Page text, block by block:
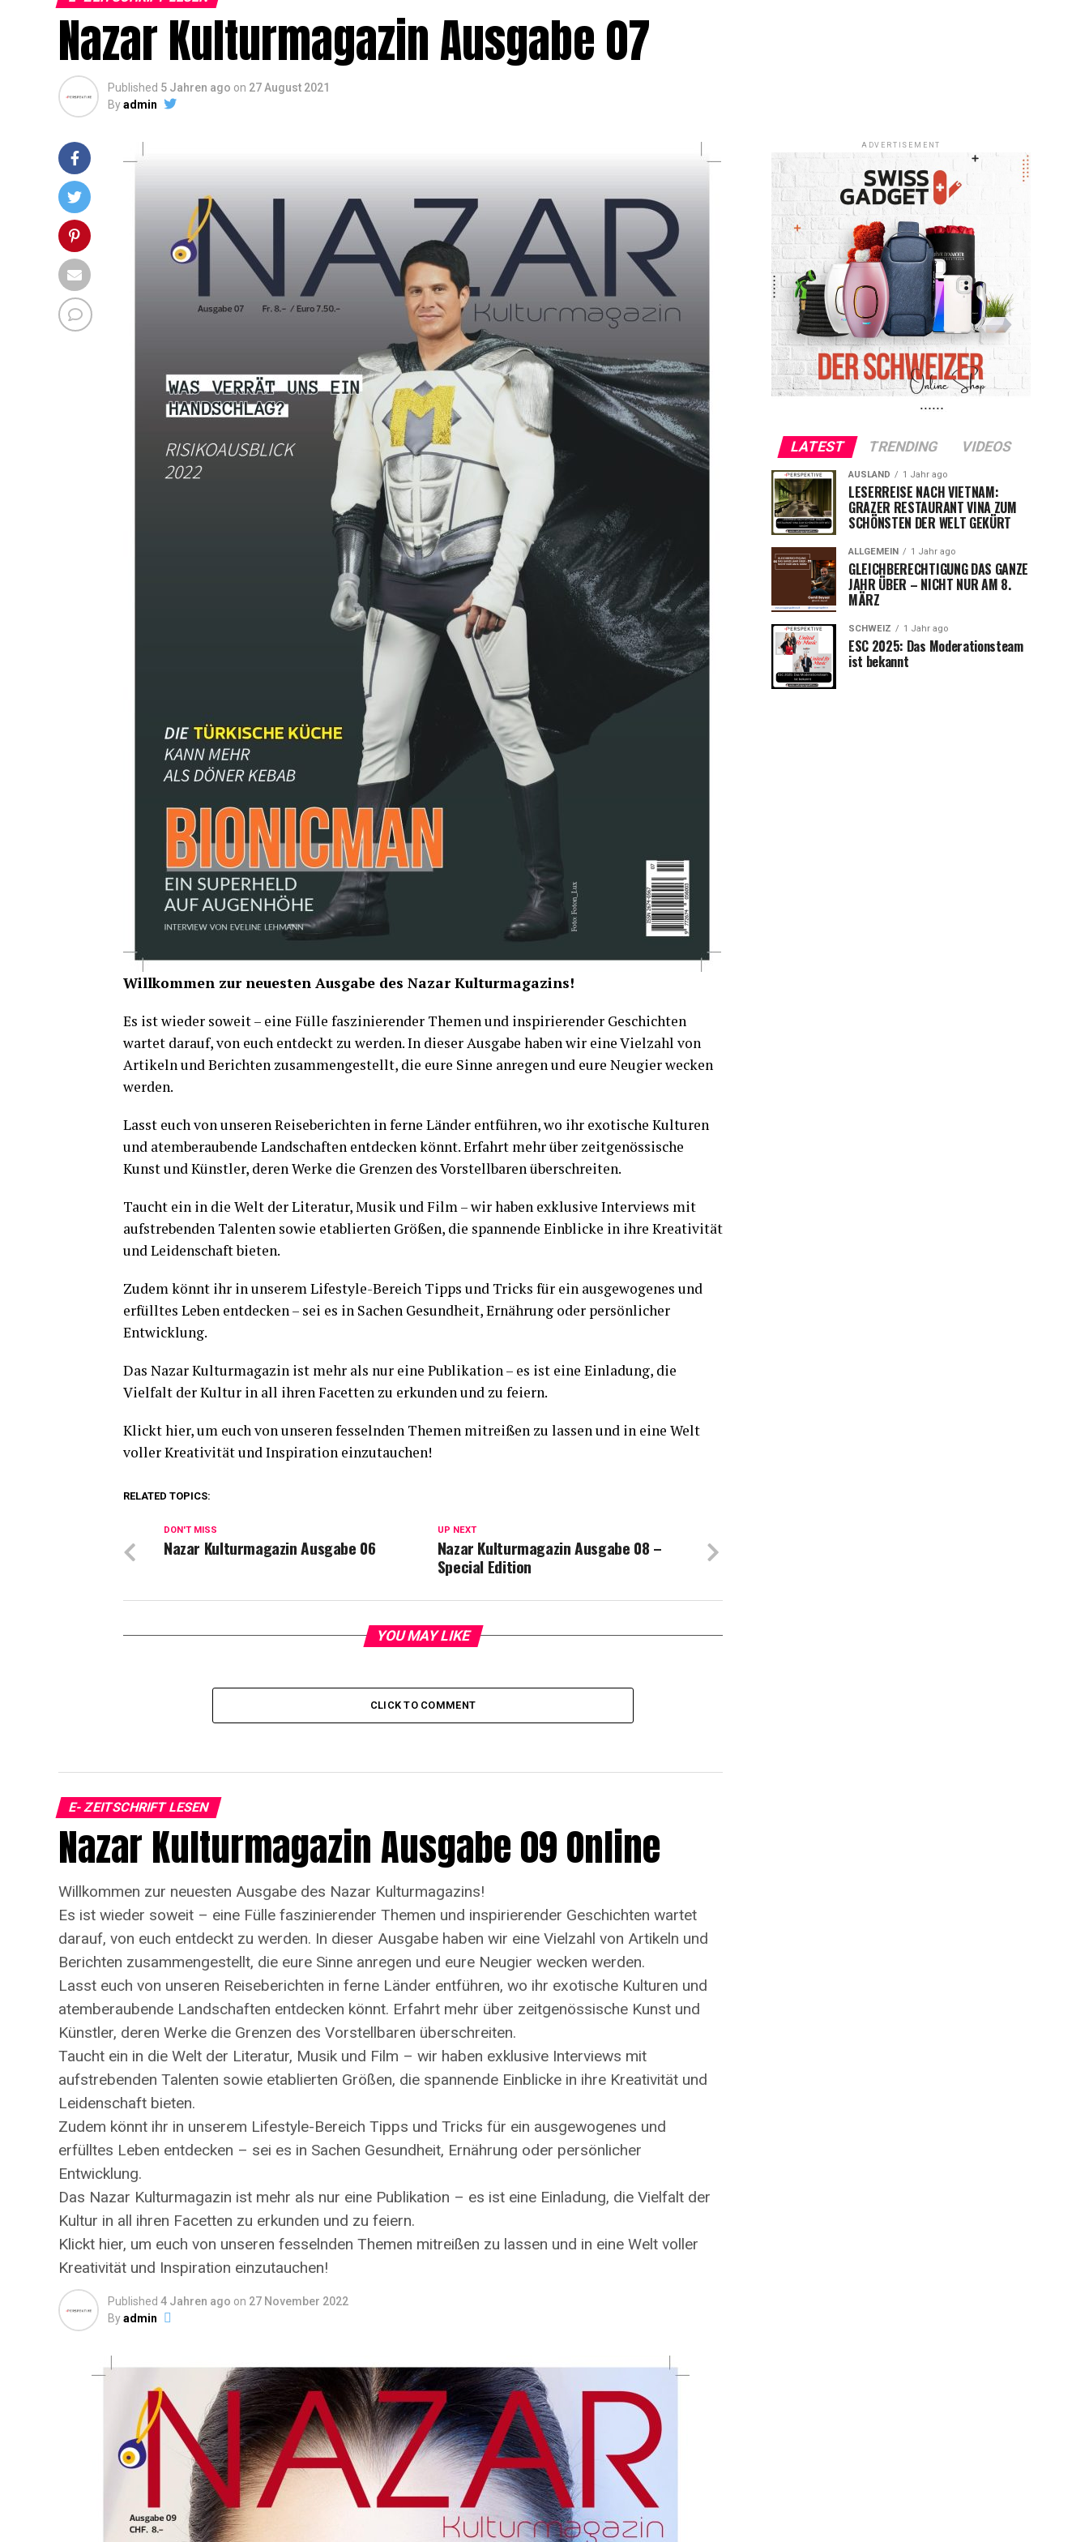
Nazar Kulturmagazin Ausgabe 07
Published 5 Jahren ago on 27 August 2021
Byadmin
Willkommen zur neuesten Ausgabe des Nazar Kulturmagazins!
Es ist wieder soweit – eine Fülle faszinierender Themen und inspirierender Geschichten
wartet darauf, von euch entdeckt zu werden. In dieser Ausgabe haben wir eine Vielzahl von
Artikeln und Berichten zusammengestellt, die eure Sinne anregen und eure Neugier wecken
werden.
Lasst euch von unseren Reiseberichten in ferne Länder entführen, wo ihr exotische Kulturen
und atemberaubende Landschaften entdecken könnt. Erfahrt mehr über zeitgenössische
Kunst und Künstler, deren Werke die Grenzen des Vorstellbaren überschreiten.
Taucht ein in die Welt der Literatur, Musik und Film – wir haben exklusive Interviews mit
aufstrebenden Talenten sowie etablierten Größen, die spannende Einblicke in ihre Kreativität
und Leidenschaft bieten.
Zudem könnt ihr in unserem Lifestyle-Bereich Tipps und Tricks für ein ausgewogenes und
erfülltes Leben entdecken – sei es in Sachen Gesundheit, Ernährung oder persönlicher
Entwicklung.
Das Nazar Kulturmagazin ist mehr als nur eine Publikation – es ist eine Einladung, die
Vielfalt der Kultur in all ihren Facetten zu erkunden und zu feiern.
Klickt hier, um euch von unseren fesselnden Themen mitreißen zu lassen und in eine Welt
voller Kreativität und Inspiration einzutauchen!
RELATED TOPICS:
UP NEXT
Nazar Kulturmagazin Ausgabe 08 –
Special Edition
DON'T MISS
Nazar Kulturmagazin Ausgabe 06
YOU MAY LIKE
CLICK TO COMMENT
E- ZEITSCHRIFT LESEN
Nazar Kulturmagazin Ausgabe 09 Online
Willkommen zur neuesten Ausgabe des Nazar Kulturmagazins!
Es ist wieder soweit – eine Fülle faszinierender Themen und inspirierender Geschichten wartet
darauf, von euch entdeckt zu werden. In dieser Ausgabe haben wir eine Vielzahl von Artikeln und
Berichten zusammengestellt, die eure Sinne anregen und eure Neugier wecken werden.
Lasst euch von unseren Reiseberichten in ferne Länder entführen, wo ihr exotische Kulturen und
atemberaubende Landschaften entdecken könnt. Erfahrt mehr über zeitgenössische Kunst und
Künstler, deren Werke die Grenzen des Vorstellbaren überschreiten.
Taucht ein in die Welt der Literatur, Musik und Film – wir haben exklusive Interviews mit
aufstrebenden Talenten sowie etablierten Größen, die spannende Einblicke in ihre Kreativität und
Leidenschaft bieten.
Zudem könnt ihr in unserem Lifestyle-Bereich Tipps und Tricks für ein ausgewogenes und
erfülltes Leben entdecken – sei es in Sachen Gesundheit, Ernährung oder persönlicher
Entwicklung.
Das Nazar Kulturmagazin ist mehr als nur eine Publikation – es ist eine Einladung, die Vielfalt der
Kultur in all ihren Facetten zu erkunden und zu feiern.
Klickt hier, um euch von unseren fesselnden Themen mitreißen zu lassen und in eine Welt voller
Kreativität und Inspiration einzutauchen!
Published 4 Jahren ago on 27 November 2022
Byadmin
ADVERTISEMENT
LATEST TRENDING VIDEOS
AUSLAND 1 Jahr ago
LESERREISE NACH VIETNAM:
GRAZER RESTAURANT VINA ZUM
SCHÖNSTEN DER WELT GEKÜRT
ALLGEMEIN 1 Jahr ago
GLEICHBERECHTIGUNG DAS GANZE
JAHR ÜBER – NICHT NUR AM 8.
MÄRZ
SCHWEIZ 1 Jahr ago
ESC 2025: Das Moderationsteam
ist bekannt